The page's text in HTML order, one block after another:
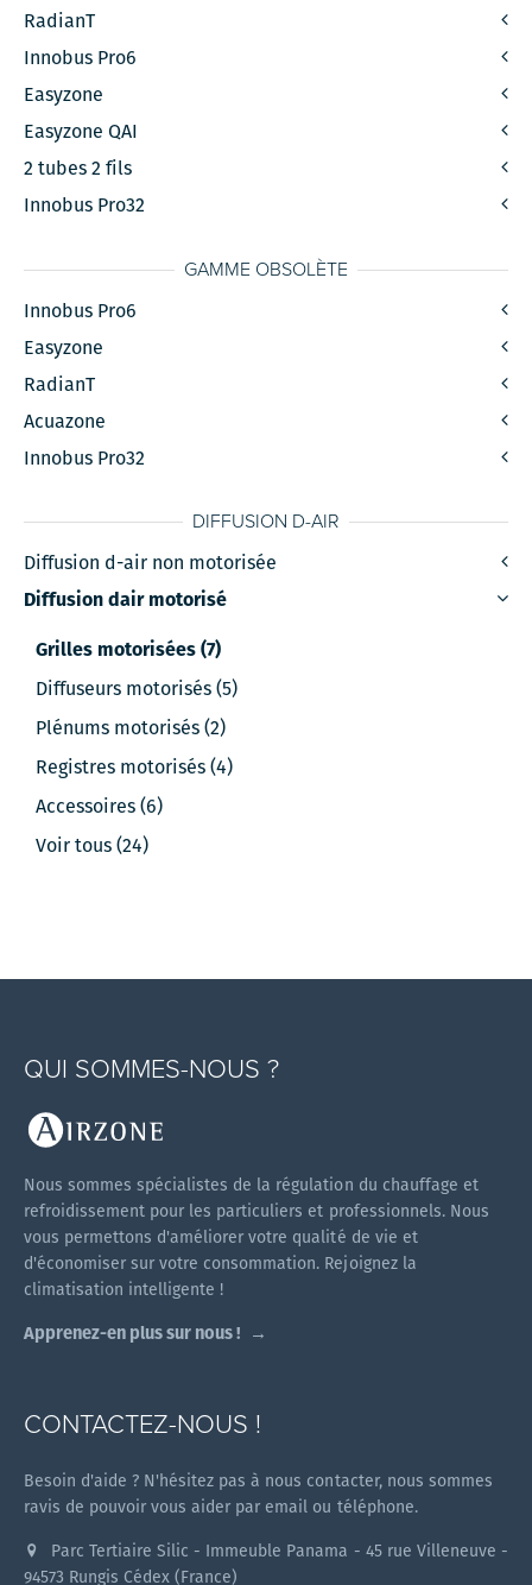
RadianT
Innobus Pro6
Easyzone
Easyzone QAI
2 tubes 2 fils
Innobus Pro32
GAMME OBSOLÈTE
Innobus Pro6
Easyzone
RadianT
Acuazone
Innobus Pro32
DIFFUSION D-AIR
Diffusion d-air non motorisée
Diffusion dair motorisé
Grilles motorisées (7)
Diffuseurs motorisés (5)
Plénums motorisés (2)
Registres motorisés (4)
Accessoires (6)
Voir tous (24)
QUI SOMMES-NOUS ?
Nous sommes spécialistes de la régulation du chauffage et
refroidissement pour les particuliers et professionnels. Nous
vous permettons d'améliorer votre qualité de vie et
d'économiser sur votre consommation. Rejoignez la
climatisation intelligente !
Apprenez-en plus sur nous !
CONTACTEZ-NOUS !
Besoin d'aide ? N'hésitez pas à nous contacter, nous sommes
ravis de pouvoir vous aider par email ou téléphone.
Parc Tertiaire Silic - Immeuble Panama - 45 rue Villeneuve -
94573 Rungis Cédex (France)